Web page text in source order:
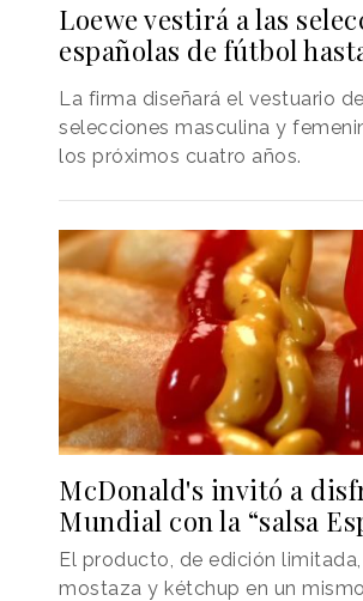
Loewe vestirá a las
españolas de fútbol
La firma diseñará el vestuario
selecciones masculina y
los próximos cuatro años.
McDonald's invitó a
Mundial con la “salsa
El producto, de edición
mostaza y kétchup en un